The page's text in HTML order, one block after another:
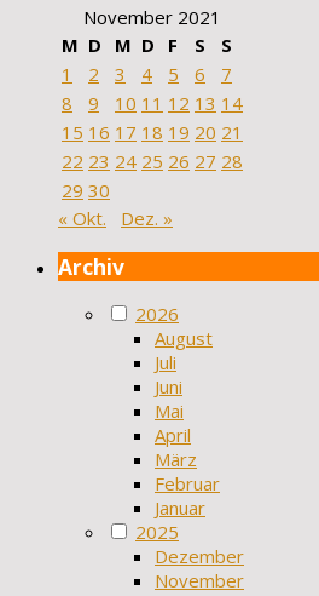
November 2021
M D M D F S
S
1
2 3 4 5 6
7
8
9 10 11 12 13 14
15 16 17 18 19 20 21
22 23 24 25 26 27 28
29 30
« Okt.
Dez. »
Archiv
2026
August
Juli
Juni
Mai
April
März
Februar
Januar
2025
Dezember
November